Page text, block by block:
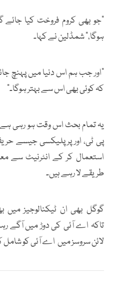
"جو بھی کروم فروخت کیا جائے
ہوگا،" شمڈلین نے کہا۔
"اور جب ہم اس دنیا میں پہنچ
کہ کوئی بھی اس سے بہتر ہوگا۔"
یہ تمام بحث اس وقت ہو رہی
پی ٹی، اور پرپلیکسی جیسے
استعمال کر کے انٹرنیٹ سے
طریقے لا رہے ہیں۔
گوگل بھی ان ٹیکنالوجیز میں
تاکہ اے آئی کی دوڑ میں آگے
لائن سروسز میں اے آئی کو شامل